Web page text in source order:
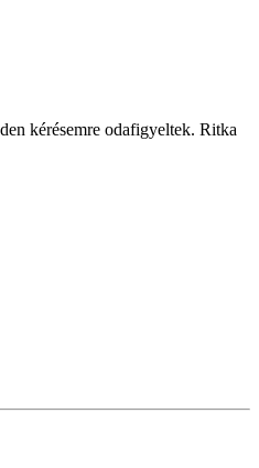
kérésemre odafigyeltek. Ritka